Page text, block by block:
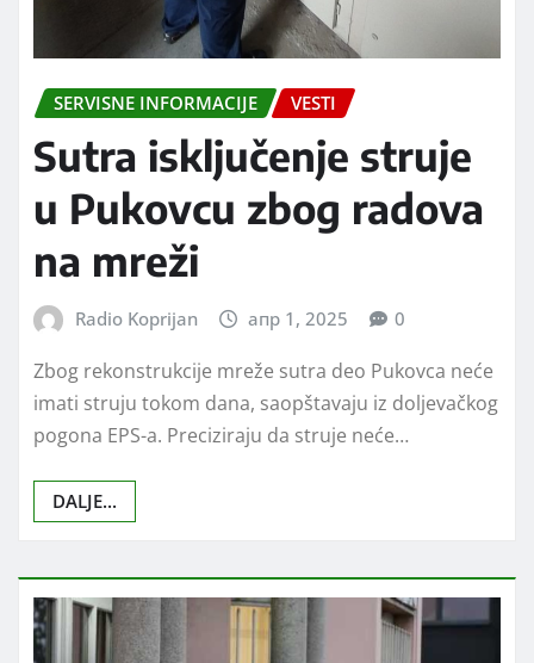
SERVISNE INFORMACIJE VESTI
Sutra isključenje struje
u Pukovcu zbog radova
na mreži
Radio Koprijan апр 1, 2025 0
Zbog rekonstrukcije mreže sutra deo Pukovca neće
imati struju tokom dana, saopštavaju iz doljevačkog
pogona EPS-a. Preciziraju da struje neće…
DALJE...